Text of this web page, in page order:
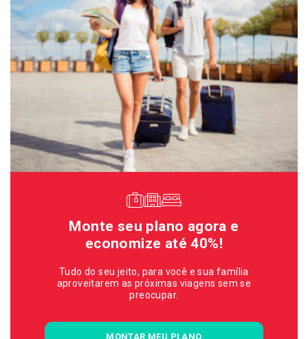
Monte seu plano agora e
economize até 40%!
Tudo do seu jeito, para você e sua família
aproveitarem as próximas viagens sem se
preocupar.
MONTAR MEU PLANO